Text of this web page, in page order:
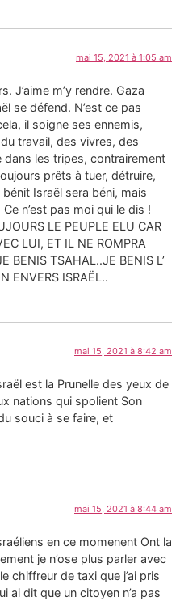
mai 15, 2021 à 1:05 am
J’aime m’y rendre. Gaza
se défend. N’est ce pas
il soigne ses ennemis,
travail, des vivres, des
dans les tripes, contrairement
prêts à tuer, détruire,
Israël sera béni, mais
n’est pas moi qui le dis !
LE PEUPLE ELU CAR
LUI, ET IL NE ROMPRA
BENIS TSAHAL..JE BENIS L’
ENVERS ISRAËL..
mai 15, 2021 à 8:42 am
est la Prunelle des yeux de
nations qui spolient Son
souci à se faire, et
mai 15, 2021 à 8:44 am
en ce momenent Ont la
je n’ose plus parler avec
chiffreur de taxi que j’ai pris
ai dit que un citoyen n’a pas